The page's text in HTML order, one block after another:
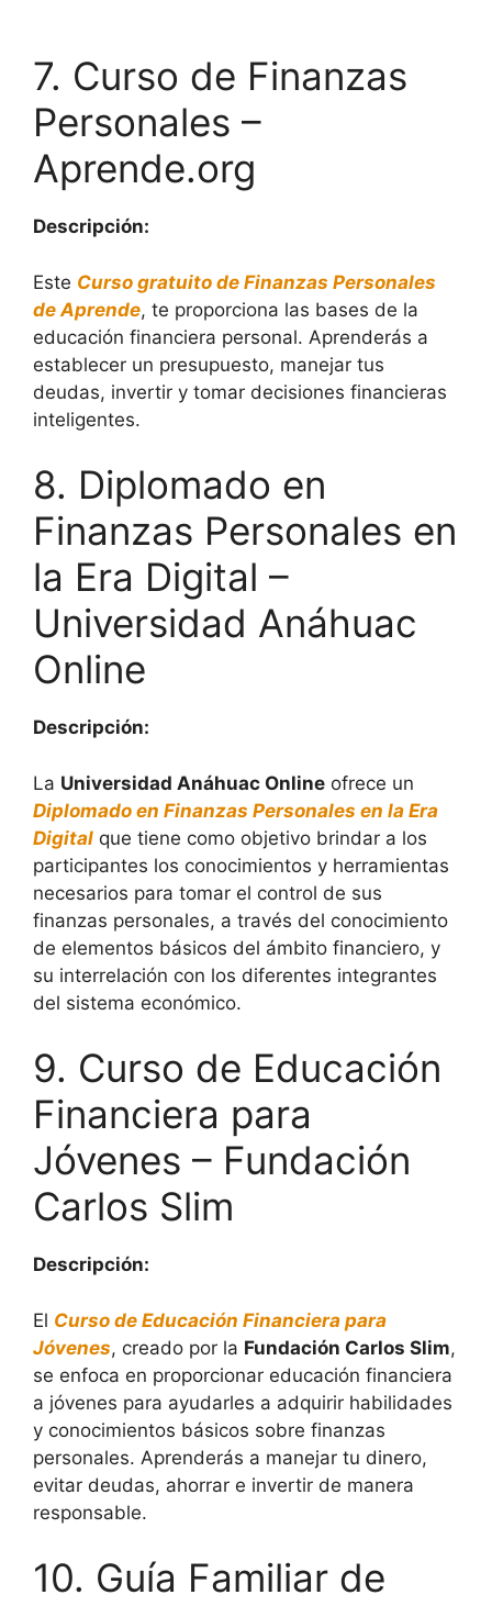
7. Curso de Finanzas
Personales –
Aprende.org
Descripción:
Este Curso gratuito de Finanzas Personales
de Aprende, te proporciona las bases de la
educación financiera personal. Aprenderás a
establecer un presupuesto, manejar tus
deudas, invertir y tomar decisiones financieras
inteligentes.
8. Diplomado en
Finanzas Personales en
la Era Digital –
Universidad Anáhuac
Online
Descripción:
La Universidad Anáhuac Online ofrece un
Diplomado en Finanzas Personales en la Era
Digital que tiene como objetivo brindar a los
participantes los conocimientos y herramientas
necesarios para tomar el control de sus
finanzas personales, a través del conocimiento
de elementos básicos del ámbito financiero, y
su interrelación con los diferentes integrantes
del sistema económico.
9. Curso de Educación
Financiera para
Jóvenes – Fundación
Carlos Slim
Descripción:
El Curso de Educación Financiera para
Jóvenes, creado por la Fundación Carlos Slim,
se enfoca en proporcionar educación financiera
a jóvenes para ayudarles a adquirir habilidades
y conocimientos básicos sobre finanzas
personales. Aprenderás a manejar tu dinero,
evitar deudas, ahorrar e invertir de manera
responsable.
10. Guía Familiar de